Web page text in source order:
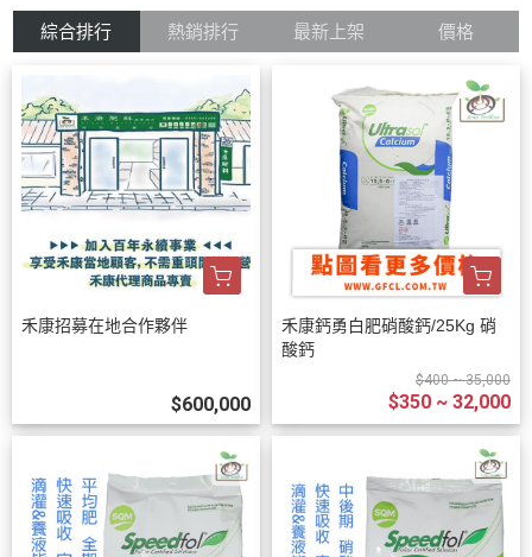
綜合排行 熱銷排行 最新上架 價格
禾康招募在地合作夥伴
$600,000
禾康鈣勇白肥硝酸鈣/25Kg 硝
酸鈣
$400 ~ 35,000
$350 ~ 32,000